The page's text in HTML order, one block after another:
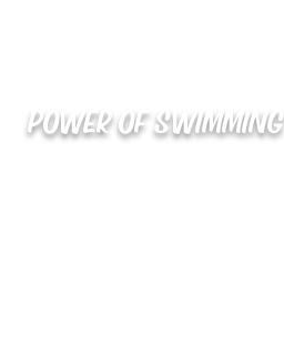
POWER OF SWIMMING